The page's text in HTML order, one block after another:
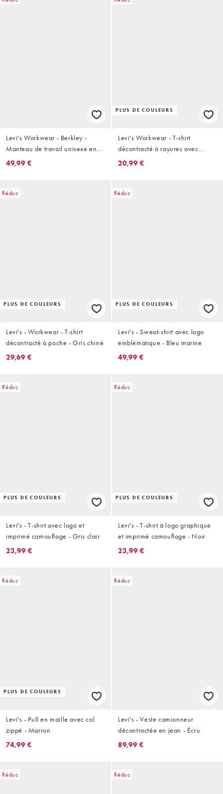
Levi's Workwear - Berkley -
Manteau de travail unisexe en
denim - Bleu
49,99 €
PLUS DE COULEURS
Levi's Workwear - T-shirt
décontracté à rayures avec
poche à logo - Gris
20,99 €
Réduc
PLUS DE COULEURS
Levi's - Workwear - T-shirt
décontracté à poche - Gris chiné
29,69 €
Réduc
PLUS DE COULEURS
Levi's - Sweat-shirt avec logo
emblématique - Bleu marine
49,99 €
Réduc
PLUS DE COULEURS
Levi's - T-shirt avec logo et
imprimé camouflage - Gris clair
23,99 €
Réduc
PLUS DE COULEURS
Levi's - T-shirt à logo graphique
et imprimé camouflage - Noir
23,99 €
Réduc
PLUS DE COULEURS
Levi's - Pull en maille avec col
zippé - Marron
74,99 €
Réduc
Levi's - Veste camionneur
décontractée en jean - Écru
89,99 €
Réduc Réduc